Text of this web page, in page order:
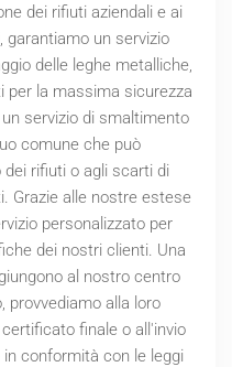
dei rifiuti aziendali e ai
garantiamo un servizio
delle leghe metalliche,
per la massima sicurezza
servizio di smaltimento
comune che può
rifiuti o agli scarti di
Grazie alle nostre estese
personalizzato per
dei nostri clienti. Una
al nostro centro
provvediamo alla loro
finale o all'invio
conformità con le leggi